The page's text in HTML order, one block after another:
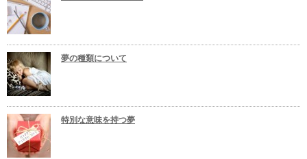
夢の種類について
特別な意味を持つ夢